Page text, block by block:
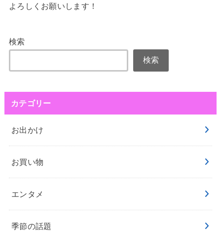
よろしくお願いします！
検索
検索
カテゴリー
お出かけ
お買い物
エンタメ
季節の話題